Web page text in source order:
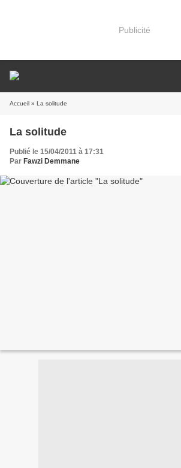
Publicité
Accueil » La solitude
La solitude
Publié le 15/04/2011 à 17:31
Par Fawzi Demmane